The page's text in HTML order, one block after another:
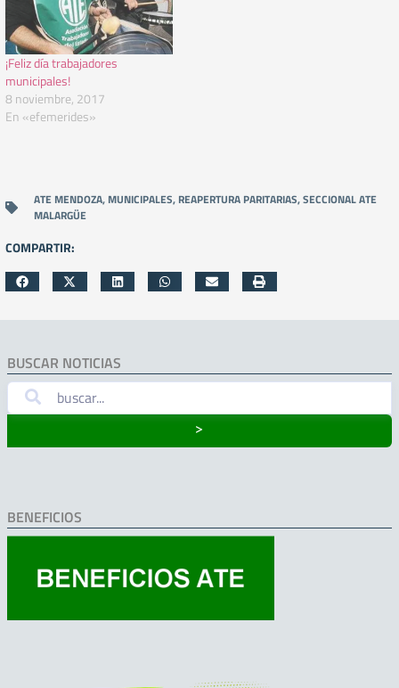
¡Feliz día trabajadores
municipales!
8 noviembre, 2017
En «efemerides»
ATE MENDOZA, MUNICIPALES, REAPERTURA PARITARIAS,SECCIONAL ATE
MALARGÜE
COMPARTIR:
BUSCAR NOTICIAS
˃
BENEFICIOS